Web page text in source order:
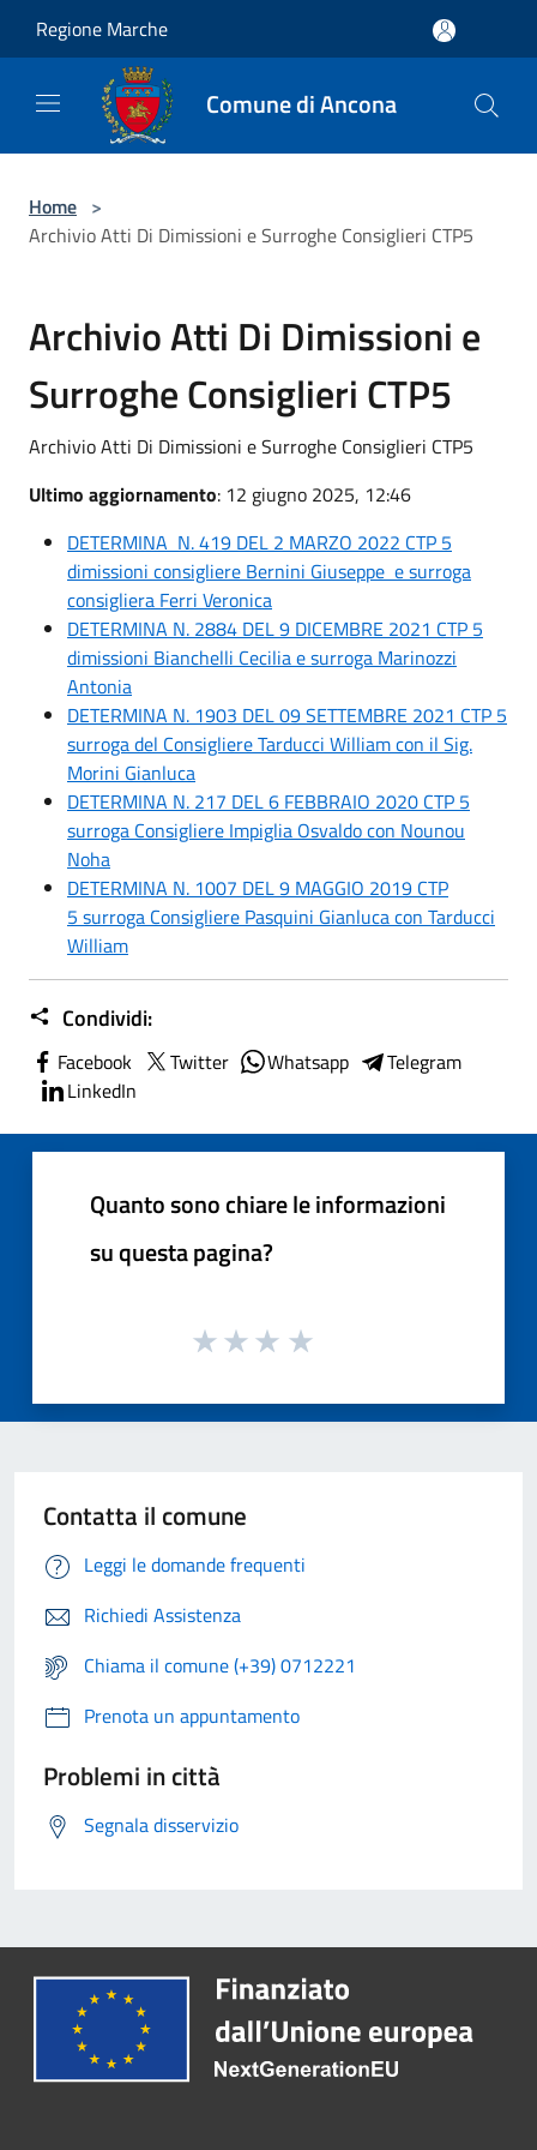
Regione Marche
Comune di Ancona
Home >
Archivio Atti Di Dimissioni e Surroghe Consiglieri CTP5
Archivio Atti Di Dimissioni e
Surroghe Consiglieri CTP5
Archivio Atti Di Dimissioni e Surroghe Consiglieri CTP5
Ultimo aggiornamento: 12 giugno 2025, 12:46
DETERMINA N. 419 DEL 2 MARZO 2022 CTP 5
dimissioni consigliere Bernini Giuseppe e surroga
consigliera Ferri Veronica
DETERMINA N. 2884 DEL 9 DICEMBRE 2021 CTP 5
dimissioni Bianchelli Cecilia e surroga Marinozzi
Antonia
DETERMINA N. 1903 DEL 09 SETTEMBRE 2021 CTP 5
surroga del Consigliere Tarducci William con il Sig.
Morini Gianluca
DETERMINA N. 217 DEL 6 FEBBRAIO 2020 CTP 5
surroga Consigliere Impiglia Osvaldo con Nounou
Noha
DETERMINA N. 1007 DEL 9 MAGGIO 2019 CTP
5 surroga Consigliere Pasquini Gianluca con Tarducci
William
Condividi:
Facebook Twitter Whatsapp
Telegram
LinkedIn
Quanto sono chiare le informazioni
su questa pagina?
Contatta il comune
Leggi le domande frequenti
Richiedi Assistenza
Chiama il comune (+39) 0712221
Prenota un appuntamento
Problemi in città
Segnala disservizio